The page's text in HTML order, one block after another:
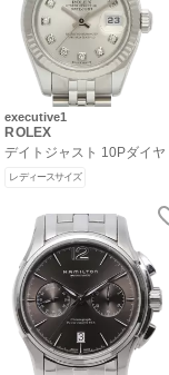
executive1
ROLEX
デイトジャスト 10Pダイヤ
レディースサイズ